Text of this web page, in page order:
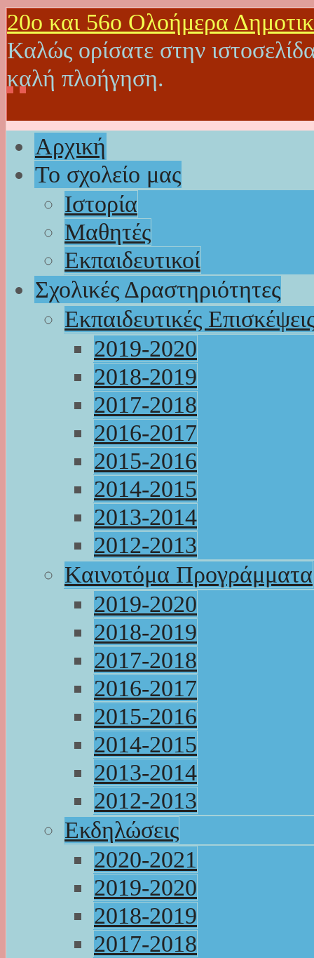
20o και 56ο Ολοήμερα
Καλώς ορίσατε στην
καλή πλοήγηση.
Αρχική
Το σχολείο μας
Ιστορία
Μαθητές
Εκπαιδευτικοί
Σχολικές Δραστηριότητες
Εκπαιδευτικές
2019-2020
2018-2019
2017-2018
2016-2017
2015-2016
2014-2015
2013-2014
2012-2013
Καινοτόμα Προγράμματα
2019-2020
2018-2019
2017-2018
2016-2017
2015-2016
2014-2015
2013-2014
2012-2013
Εκδηλώσεις
2020-2021
2019-2020
2018-2019
2017-2018